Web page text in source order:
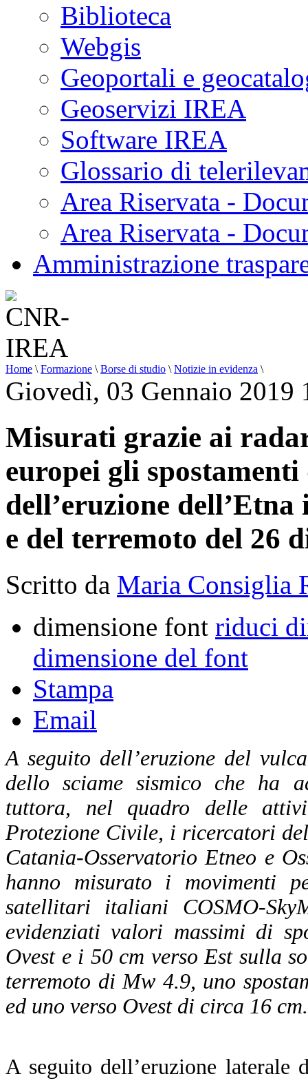
Biblioteca
Webgis
Geoportali e
Geoservizi IREA
Software IREA
Glossario di
Area Riservata -
Area Riservata -
Amministrazione
Home \ Formazione \ Borse di studio \ Notizie in evidenza \
Giovedì, 03 Gennaio 2019
Misurati grazie ai
europei gli
dell’eruzione
e del terremoto del 26
Scritto da Maria Consiglia
dimensione font riduci
dimensione del font
Stampa
Email
A seguito dell’eruzione del
dello sciame sismico che ha
tuttora, nel quadro delle
Protezione Civile, i ricercatori
Catania-Osservatorio Etneo e
hanno misurato i movimenti
satellitari italiani COSMO-
evidenziati valori massimi di
Ovest e i 50 cm verso Est sulla
terremoto di Mw 4.9, uno
ed uno verso Ovest di circa 16 cm.
A seguito dell’eruzione